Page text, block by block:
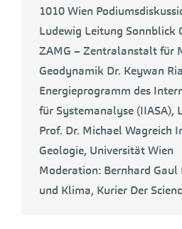
1010 Wien
Ludewig Leitung Sonnblick
ZAMG – Zentralanstalt für
Geodynamik Dr. Keywan
Energieprogramm des
für Systemanalyse (IIASA),
Prof. Dr. Michael Wagreich
Geologie, Universität Wien
Moderation: Bernhard
und Klima, Kurier Der